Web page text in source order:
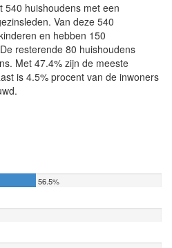
540 huishoudens met een
Van deze 540
en hebben 150
resterende 80 huishoudens
Met 47.4% zijn de meeste
is 4.5% procent van de inwoners
56.5%